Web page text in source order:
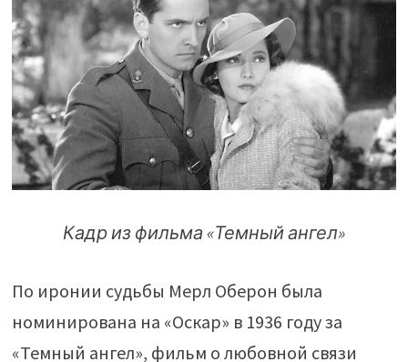
Кадр из фильма «Темный ангел»
По иронии судьбы Мерл Оберон была
номинирована на «Оскар» в 1936 году за
«Темный ангел», фильм о любовной связи